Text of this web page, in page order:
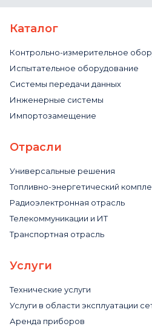
Каталог
Контрольно-измерительное
Испытательное оборудование
Системы передачи данных
Инженерные системы
Импортозамещение
Отрасли
Универсальные решения
Топливно-энергетический
Радиоэлектронная отрасль
Телекоммуникации и ИТ
Транспортная отрасль
Услуги
Технические услуги
Услуги в области эксплуатации
Аренда приборов